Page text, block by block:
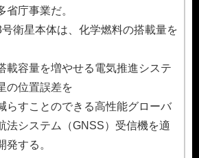
省庁事業だ。
衛星本体は、化学燃料の搭載量を
載容量を増やせる電気推進システ
の位置誤差を
らすことのできる高性能グローバ
法システム（GNSS）受信機を適
発する。